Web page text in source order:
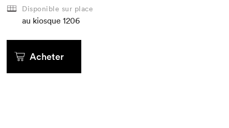
Disponible sur place
au kiosque 1206
Acheter